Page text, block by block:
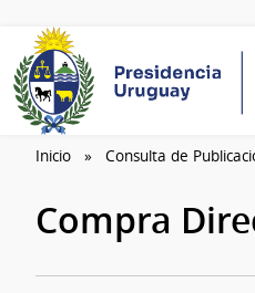
Inicio Consulta de
Compra